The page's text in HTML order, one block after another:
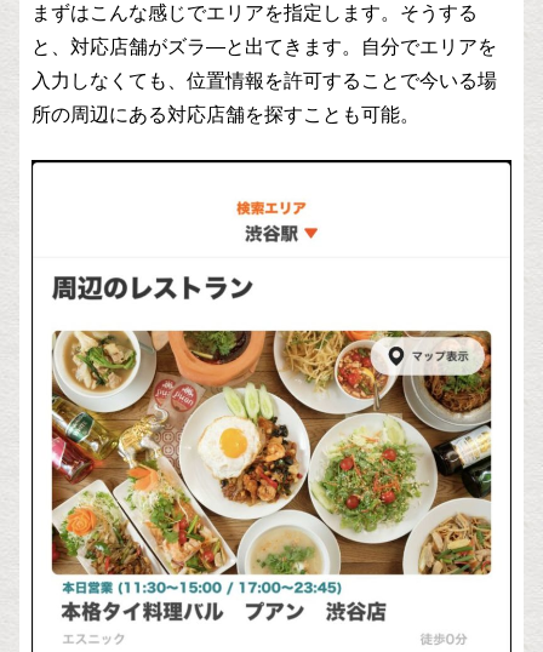
まずはこんな感じでエリアを指定します。そうする
と、対応店舗がズラ―と出てきます。自分でエリアを
入力しなくても、位置情報を許可することで今いる場
所の周辺にある対応店舗を探すことも可能。